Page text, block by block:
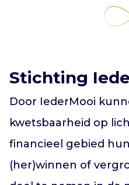
Vind
Stichting
Door IederMooi
kwetsbaarheid op
financieel gebied
(her)winnen of